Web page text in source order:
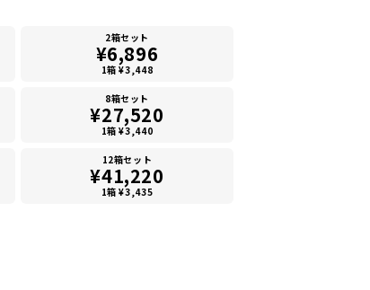
2箱セット
¥6,896
1箱 ¥3,448
8箱セット
¥27,520
1箱 ¥3,440
12箱セット
¥41,220
1箱 ¥3,435